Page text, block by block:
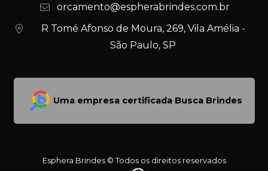
orcamento@espherabrindes.com.br
R Tomé Afonso de Moura, 269, Vila Amélia -
São Paulo, SP
Uma empresa certificada Busca Brindes
Esphera Brindes © Todos os direitos reservados